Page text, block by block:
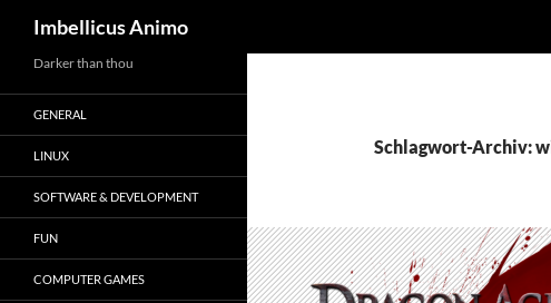
Inhalt
springen
Imbellicus Animo
Schlagwort-Archiv:
Darker than thou
GENERAL
LINUX
SOFTWARE & DEVELOPMENT
FUN
COMPUTER GAMES